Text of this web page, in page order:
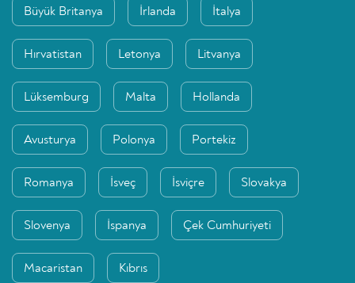
Büyük Britanya İrlanda İtalya
Hırvatistan Letonya Litvanya
Lüksemburg Malta Hollanda
Avusturya Polonya Portekiz
Romanya İsveç İsviçre Slovakya
Slovenya İspanya Çek Cumhuriyeti
Macaristan Kıbrıs